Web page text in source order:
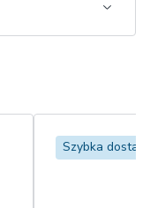
Szybka